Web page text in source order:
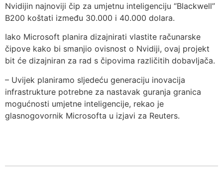
Nvidijin najnoviji čip za umjetnu inteligenciju “Blackwell”
B200 koštati između 30.000 i 40.000 dolara.
Iako Microsoft planira dizajnirati vlastite računarske
čipove kako bi smanjio ovisnost o Nvidiji, ovaj projekt
bit će dizajniran za rad s čipovima različitih dobavljača.
– Uvijek planiramo sljedeću generaciju inovacija
infrastrukture potrebne za nastavak guranja granica
mogućnosti umjetne inteligencije, rekao je
glasnogovornik Microsofta u izjavi za Reuters.